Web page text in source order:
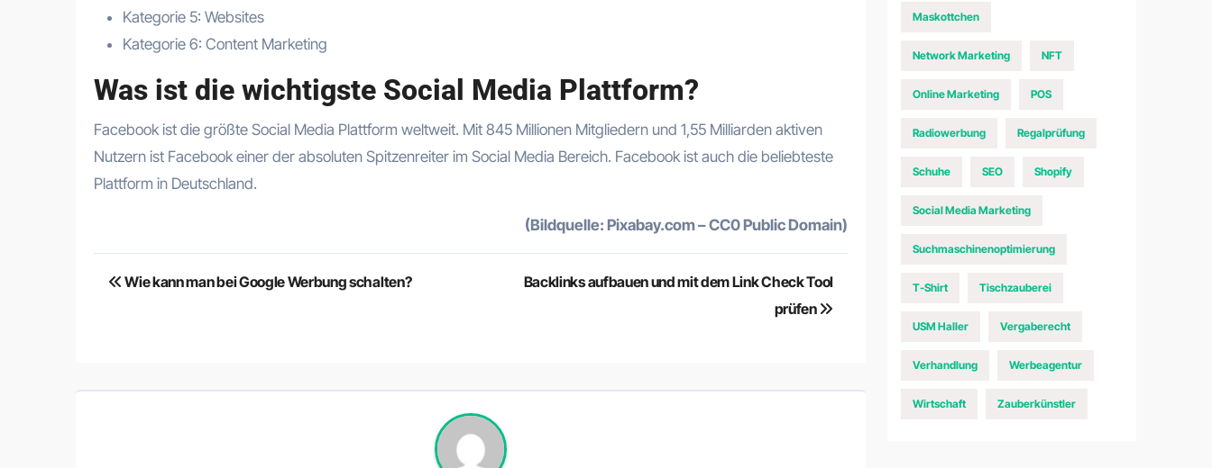
Kategorie 5: Websites
Kategorie 6: Content Marketing
Was ist die wichtigste Social Media Plattform?
Facebook ist die größte Social Media Plattform weltweit. Mit 845 Millionen Mitgliedern und 1,55 Milliarden aktiven
Nutzern ist Facebook einer der absoluten Spitzenreiter im Social Media Bereich. Facebook ist auch die beliebteste
Plattform in Deutschland.
(Bildquelle: Pixabay.com – CC0 Public Domain)
Beitragsnavigation
Wie kann man bei Google Werbung schalten?
Backlinks aufbauen und mit dem Link Check Tool
prüfen
Maskottchen
Network Marketing NFT
Online Marketing POS
Radiowerbung Regalprüfung
Schuhe SEO Shopify
Social Media Marketing
Suchmaschinenoptimierung
T-Shirt Tischzauberei
USM Haller Vergaberecht
Verhandlung Werbeagentur
Wirtschaft Zauberkünstler